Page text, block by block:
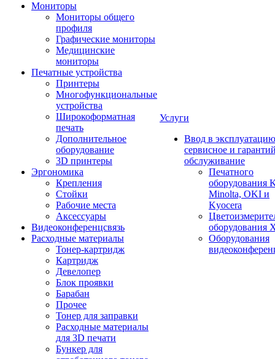
Мониторы
Мониторы общего
профиля
Графические мониторы
Медицинские
мониторы
Печатные устройства
Принтеры
Многофункциональные
устройства
Широкоформатная
печать
Дополнительное
оборудование
3D принтеры
Эргономика
Крепления
Стойки
Рабочие места
Аксессуары
Видеоконференцсвязь
Расходные материалы
Тонер-картридж
Картридж
Девелопер
Блок проявки
Барабан
Прочее
Тонер для заправки
Расходные материалы
для 3D печати
Бункер для
Услуги
Ввод в
сервисное и
обслуживание
Печатного
оборудования
Minolta, OKI и
Kyocera
оборудования
Оборудования